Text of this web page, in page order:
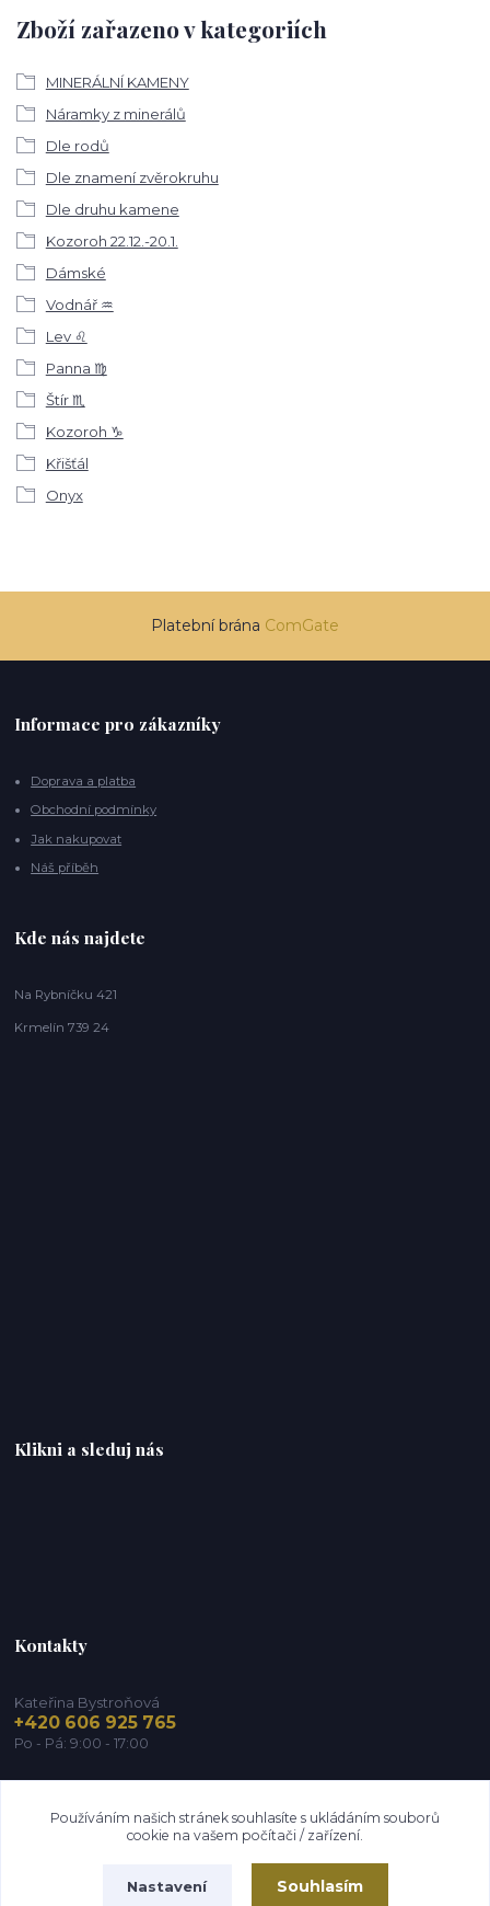
Zboží zařazeno v kategoriích
MINERÁLNÍ KAMENY
Náramky z minerálů
Dle rodů
Dle znamení zvěrokruhu
Dle druhu kamene
Kozoroh 22.12.-20.1.
Dámské
Vodnář ♒
Lev ♌
Panna ♍
Štír ♏
Kozoroh ♑
Křišťál
Onyx
Platební brána ComGate
Informace pro zákazníky
Doprava a platba
Obchodní podmínky
Jak nakupovat
Náš příběh
Kde nás najdete
Na Rybníčku 421
Krmelín 739 24
Klikni a sleduj nás
Kontakty
Kateřina Bystroňová
+420 606 925 765
Po - Pá: 9:00 - 17:00
Používáním našich stránek souhlasíte s ukládáním souborů
cookie na vašem počítači / zařízení.
Nastavení Souhlasím